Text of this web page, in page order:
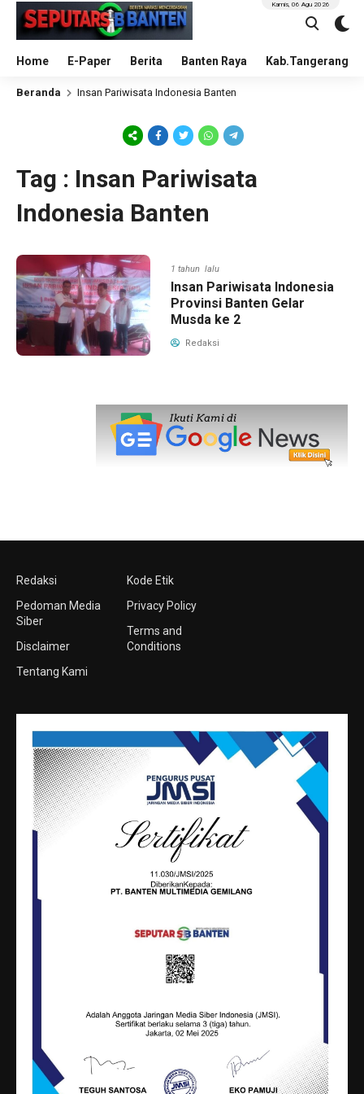
Home E-Paper Berita Banten Raya Kab.Tangerang
Kamis, 06 Agu 2026
Beranda Insan Pariwisata Indonesia Banten
Tag : Insan Pariwisata
Indonesia Banten
1 tahun lalu
Insan Pariwisata Indonesia
Provinsi Banten Gelar
Musda ke 2
Redaksi
Redaksi
Pedoman Media
Siber
Disclaimer
Tentang Kami
Kode Etik
Privacy Policy
Terms and
Conditions